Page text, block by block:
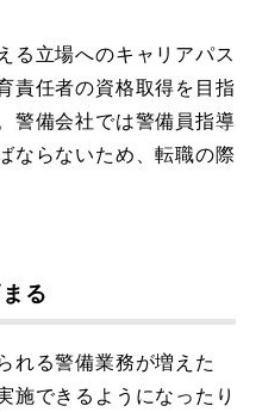
る立場へのキャリアパス
責任者の資格取得を目指
警備会社では警備員指導
ならないため、転職の際
る
れる警備業務が増えた
施できるようになったり